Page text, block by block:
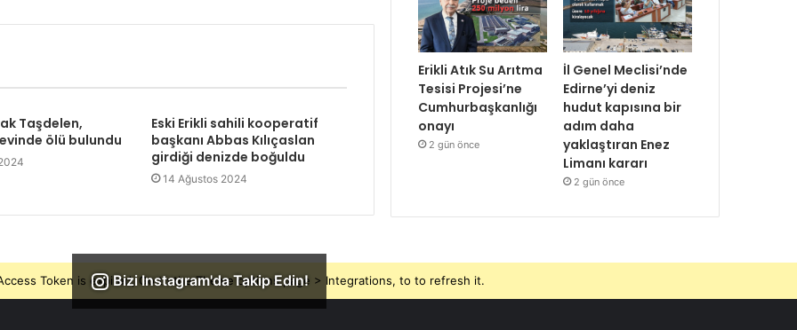
Taşdelen,
ölü bulundu
Eski Erikli sahili kooperatif
başkanı Abbas Kılıçaslan
girdiği denizde boğuldu
14 Ağustos 2024
Erikli Atık Su Arıtma
Tesisi Projesi’ne
Cumhurbaşkanlığı
onayı
2 gün önce
İl Genel Meclisi’nde
Edirne’yi deniz
hudut kapısına bir
adım daha
yaklaştıran Enez
Limanı kararı
2 gün önce
Bizi Instagram'da Takip Edin!
Token is expired, Go to the Theme options page > Integrations, to to refresh it.